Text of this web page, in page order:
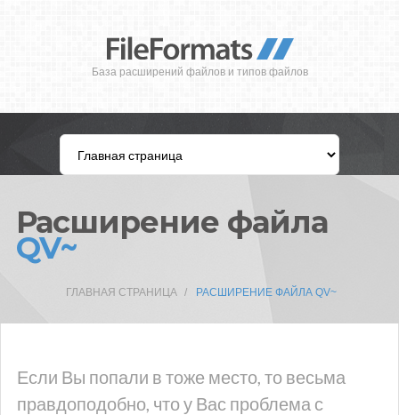
База расширений файлов и типов файлов
Расширение файла
QV~
ГЛАВНАЯ СТРАНИЦА РАСШИРЕНИЕ ФАЙЛА QV~
Если Вы попали в тоже место, то весьма
правдоподобно, что у Вас проблема с